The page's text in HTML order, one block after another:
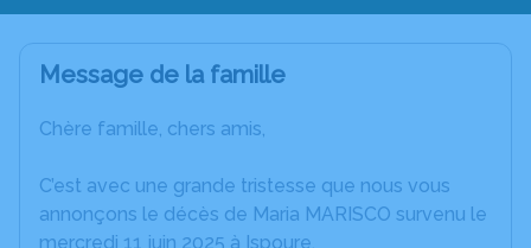
Message de la famille
Chère famille, chers amis,
C’est avec une grande tristesse que nous vous
annonçons le décès de Maria MARISCO survenu le
mercredi 11 juin 2025 à Ispoure.